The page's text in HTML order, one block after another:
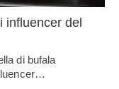
influencer del
di bufala